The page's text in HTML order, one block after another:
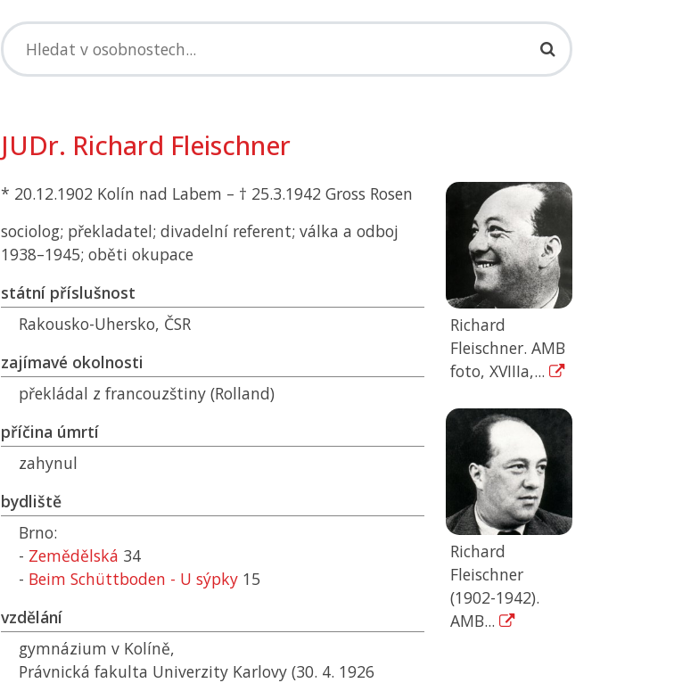
JUDr. Richard Fleischner
* 20.12.1902 Kolín nad Labem – † 25.3.1942 Gross Rosen
sociolog; překladatel; divadelní referent; válka a odboj
1938–1945; oběti okupace
státní příslušnost
Rakousko-Uhersko, ČSR
zajímavé okolnosti
překládal z francouzštiny (Rolland)
příčina úmrtí
zahynul
bydliště
Brno:
- Zemědělská 34
- Beim Schüttboden - U sýpky 15
vzdělání
gymnázium v Kolíně,
Právnická fakulta Univerzity Karlovy (30. 4. 1926
Richard
Fleischner. AMB
foto, XVIIIa,...
Richard
Fleischner
(1902-1942).
AMB...